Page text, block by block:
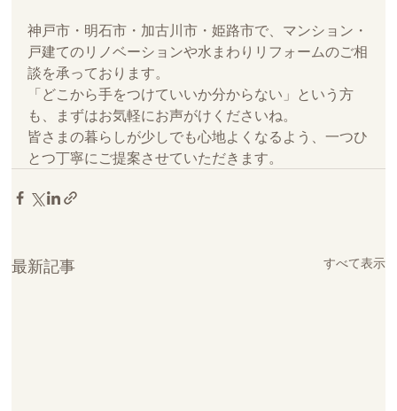
神戸市・明石市・加古川市・姫路市で、マンション・
戸建てのリノベーションや水まわりリフォームのご相
談を承っております。
「どこから手をつけていいか分からない」という方
も、まずはお気軽にお声がけくださいね。
皆さまの暮らしが少しでも心地よくなるよう、一つひ
とつ丁寧にご提案させていただきます。
最新記事 すべて表示